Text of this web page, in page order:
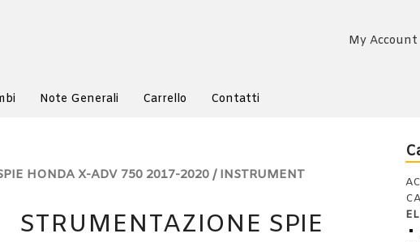
My Account
Note Generali Carrello Contatti
HONDA X-ADV 750 2017-2020 / INSTRUMENT
STRUMENTAZIONE SPIE